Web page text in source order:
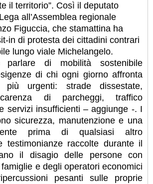
il territorio”. Così il deputato
all’Assemblea regionale
Figuccia, che stamattina ha
in di protesta dei cittadini contrari
lungo viale Michelangelo.
di mobilità sostenibile
di chi ogni giorno affronta
più urgenti: strade dissestate,
di parcheggi, traffico
servizi insufficienti – aggiunge -. I
sicurezza, manutenzione e una
prima di qualsiasi altro
testimonianze raccolte durante il
il disagio delle persone con
e degli operatori economici
pesanti sulle proprie